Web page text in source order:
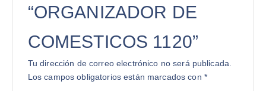
“ORGANIZADOR DE
COMESTICOS 1120”
Tu dirección de correo electrónico no será publicada.
Los campos obligatorios están marcados con *